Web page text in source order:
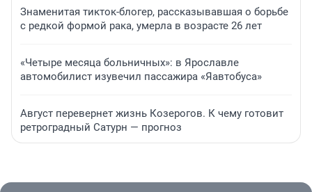
Знаменитая тикток-блогер, рассказывавшая о борьбе
с редкой формой рака, умерла в возрасте 26 лет
«Четыре месяца больничных»: в Ярославле
автомобилист изувечил пассажира «Яавтобуса»
Август перевернет жизнь Козерогов. К чему готовит
ретроградный Сатурн — прогноз